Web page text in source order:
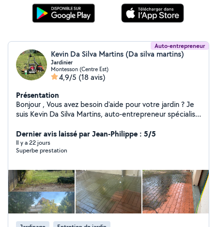
Auto-entrepreneur
Kevin Da Silva Martins (Da silva martins)
Jardinier
Montesson (Centre Est)
4,9/5 (18 avis)
Présentation
Bonjour , Vous avez besoin d'aide pour votre jardin ? Je
suis Kevin Da Silva Martins, auto-entrepreneur spécialisé
abordable pour tous vos travaux extérieurs ! Mes
services : Tonte, taille de haies, entretien régulier
Élagage et taille d'arbres Nettoyage et remise en état
aménagements -Devis gratuit et intervention rapide !
N'hésitez pas à me contacter par message ou
téléphone pour discuter de votre projet. À très bientôt,
Kevin Da Silva Martins
Dernier avis laissé par Jean-Philippe : 5/5
Il y a 22 jours
Superbe prestation